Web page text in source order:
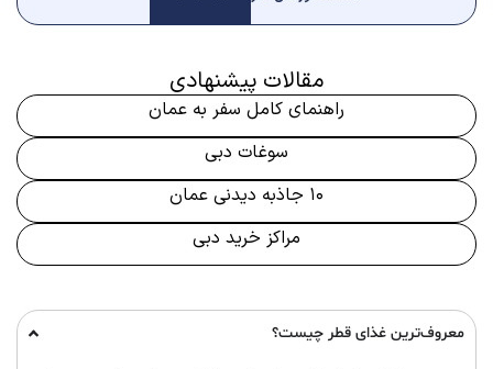
مقالات پیشنهادی
راهنمای کامل سفر به عمان
سوغات دبی
۱۰ جاذبه دیدنی عمان
مراکز خرید دبی
معروف‌ترین غذای قطر چیست؟